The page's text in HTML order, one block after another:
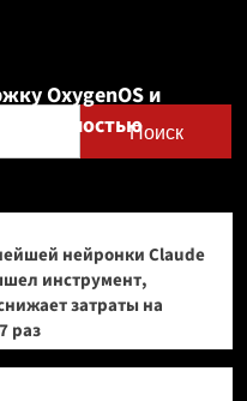
Поиск
OxygenOS и
полностью
нейронки Claude
инструмент,
затраты на
раз